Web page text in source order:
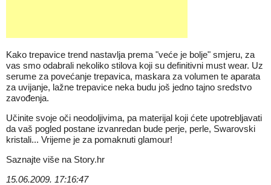
Kako trepavice trend nastavlja prema "veće je bolje" smjeru, za
vas smo odabrali nekoliko stilova koji su definitivni must wear. Uz
serume za povećanje trepavica, maskara za volumen te aparata
za uvijanje, lažne trepavice neka budu još jedno tajno sredstvo
zavođenja.
Učinite svoje oči neodoljivima, pa materijal koji ćete upotrebljavati
da vaš pogled postane izvanredan bude perje, perle, Swarovski
kristali... Vrijeme je za pomaknuti glamour!
Saznajte više na Story.hr
15.06.2009. 17:16:47